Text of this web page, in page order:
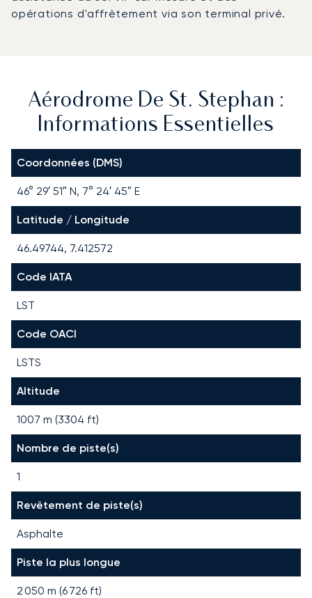
opérations d'affrètement via son terminal privé.
Aérodrome De St. Stephan :
Informations Essentielles
Coordonnées (DMS)
46° 29′ 51″ N, 7° 24′ 45″ E
Latitude / Longitude
46.49744, 7.412572
Code IATA
LST
Code OACI
LSTS
Altitude
1007 m (3304 ft)
Nombre de piste(s)
1
Revêtement de piste(s)
Asphalte
Piste la plus longue
2 050 m (6 726 ft)